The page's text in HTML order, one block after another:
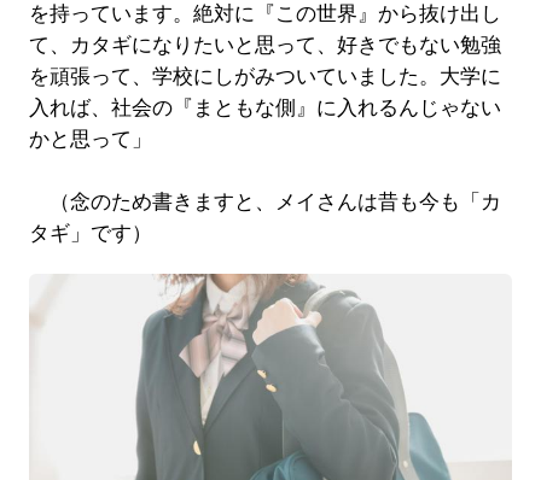
を持っています。絶対に『この世界』から抜け出し
て、カタギになりたいと思って、好きでもない勉強
を頑張って、学校にしがみついていました。大学に
入れば、社会の『まともな側』に入れるんじゃない
かと思って」
（念のため書きますと、メイさんは昔も今も「カ
タギ」です）